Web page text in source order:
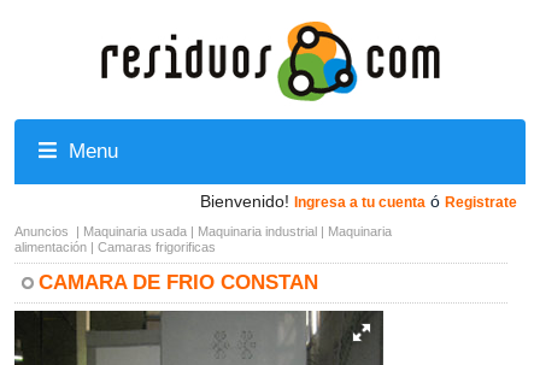
Menu
Bienvenido! Ingresa a tu cuenta ó Registrate
Anuncios | Maquinaria usada | Maquinaria industrial | Maquinaria
alimentación | Camaras frigorificas
CAMARA DE FRIO CONSTAN